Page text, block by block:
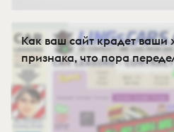
Как ваш сайт крадет ваши
признака, что пора